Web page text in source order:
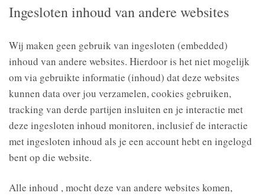
Ingesloten inhoud van andere websites
Wij maken geen gebruik van ingesloten (embedded)
inhoud van andere websites. Hierdoor is het niet mogelijk
om via gebruikte informatie (inhoud) dat deze websites
kunnen data over jou verzamelen, cookies gebruiken,
tracking van derde partijen insluiten en je interactie met
deze ingesloten inhoud monitoren, inclusief de interactie
met ingesloten inhoud als je een account hebt en ingelogd
bent op die website.
Alle inhoud , mocht deze van andere websites komen,